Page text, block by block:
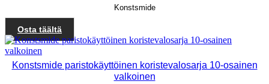
Konstsmide
Osta täältä
Konstsmide paristokäyttöinen koristevalosarja 10-osainen
valkoinen